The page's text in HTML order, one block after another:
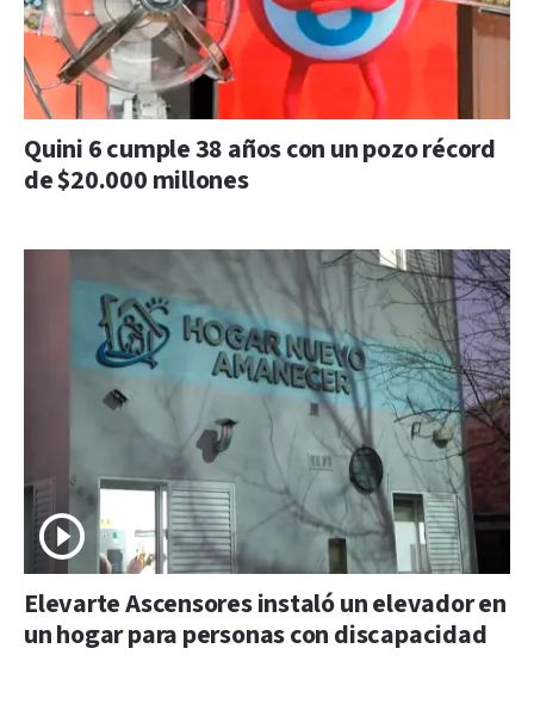
Quini 6 cumple 38 años con un pozo récord
de $20.000 millones
Elevarte Ascensores instaló un elevador en
un hogar para personas con discapacidad